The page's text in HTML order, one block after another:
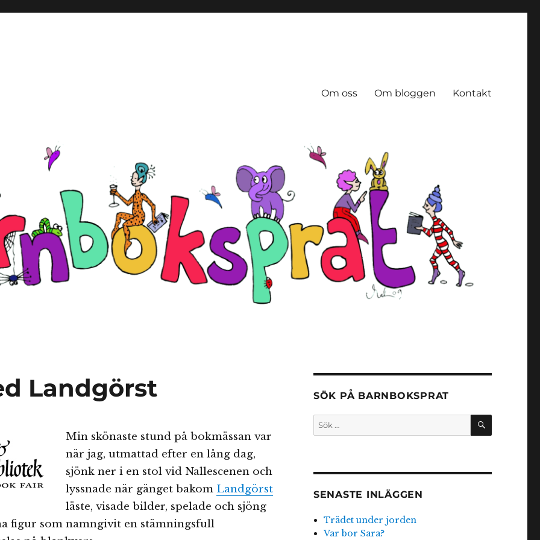
Om oss Om bloggen Kontakt
Landgörst
Min skönaste stund på bokmässan var
när jag, utmattad efter en lång dag,
sjönk ner i en stol vid Nallescenen och
lyssnade när gänget bakom Landgörst
läste, visade bilder, spelade och sjöng
figur som namngivit en stämningsfull
SÖK PÅ BARNBOKSPRAT
Sök
efter:
SÖK
SENASTE INLÄGGEN
Trädet under jorden
Var bor Sara?